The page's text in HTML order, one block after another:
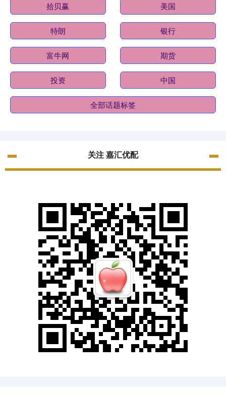
拾贝赢 美国
特朗 银行
富牛网 期货
投资 中国
全部话题标签
关注 嘉汇优配